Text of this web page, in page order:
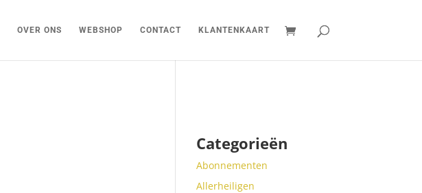
OVER ONS WEBSHOP CONTACT KLANTENKAART
Categorieën
Abonnementen
Allerheiligen